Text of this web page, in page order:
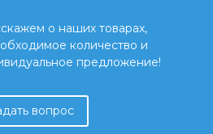
о наших товарах,
количество и
предложение!
вопрос